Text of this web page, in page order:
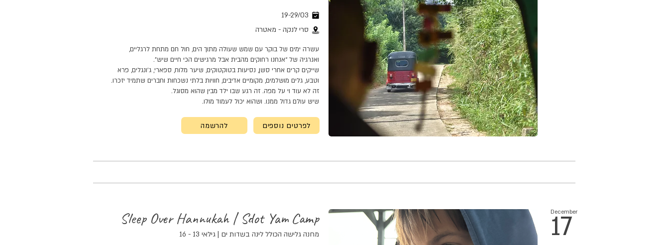
19-29/03
סרי לנקה - מאטרה
עשרה ימים של בוקר עם שמש שעולה מתוך הים, חול חם מתחת לרגליים,
ואנרגיה של “אנחנו רחוקים מהבית אבל מרגישים הכי חיים שיש”.
שייקים קרים אחרי סשן, נסיעות בטוקטוקים, שיער מלוח, ספארי, ג׳ונגלים, פרא
וטבע, גלים מושלמים, מקומיים אדיבים, חוויות בלתי נשכחות וחברים שתמיד יזכרו.
זה לא עוד וי על מפה. זה רגע שבו ילד מבין שהוא מסוגל.
שיש עולם גדול ממנו. ושהוא יכול לעמוד מולו.
להרשמה לפרטים נוספים
Sleep Over Hannukah | Sdot Yam Camp
מחנה גלישה הכולל לינה בשדות ים | גילאי 13 - 16
December
17